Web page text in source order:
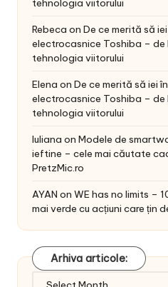
Rebeca on De ce merită să
electrocasnice Toshiba –
tehnologia viitorului
Elena on De ce merită să iei
electrocasnice Toshiba –
tehnologia viitorului
Iuliana on Modele de
ieftine – cele mai căutate
PretzMic.ro
AYAN on WE has no limits –
mai verde cu acțiuni care țin
Arhiva articole:
Arhiva